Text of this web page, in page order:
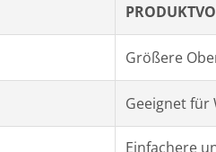
Größere
Geeignet für
Einfachere